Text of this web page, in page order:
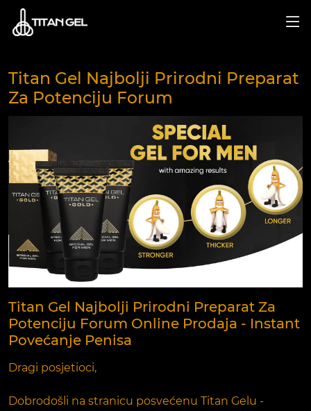
Titan Gel Najbolji Prirodni Preparat
Za Potenciju Forum
Titan Gel Najbolji Prirodni Preparat Za
Potenciju Forum Online Prodaja - Instant
Povećanje Penisa
Dragi posjetioci,
Dobrodošli na stranicu posvećenu Titan Gelu -